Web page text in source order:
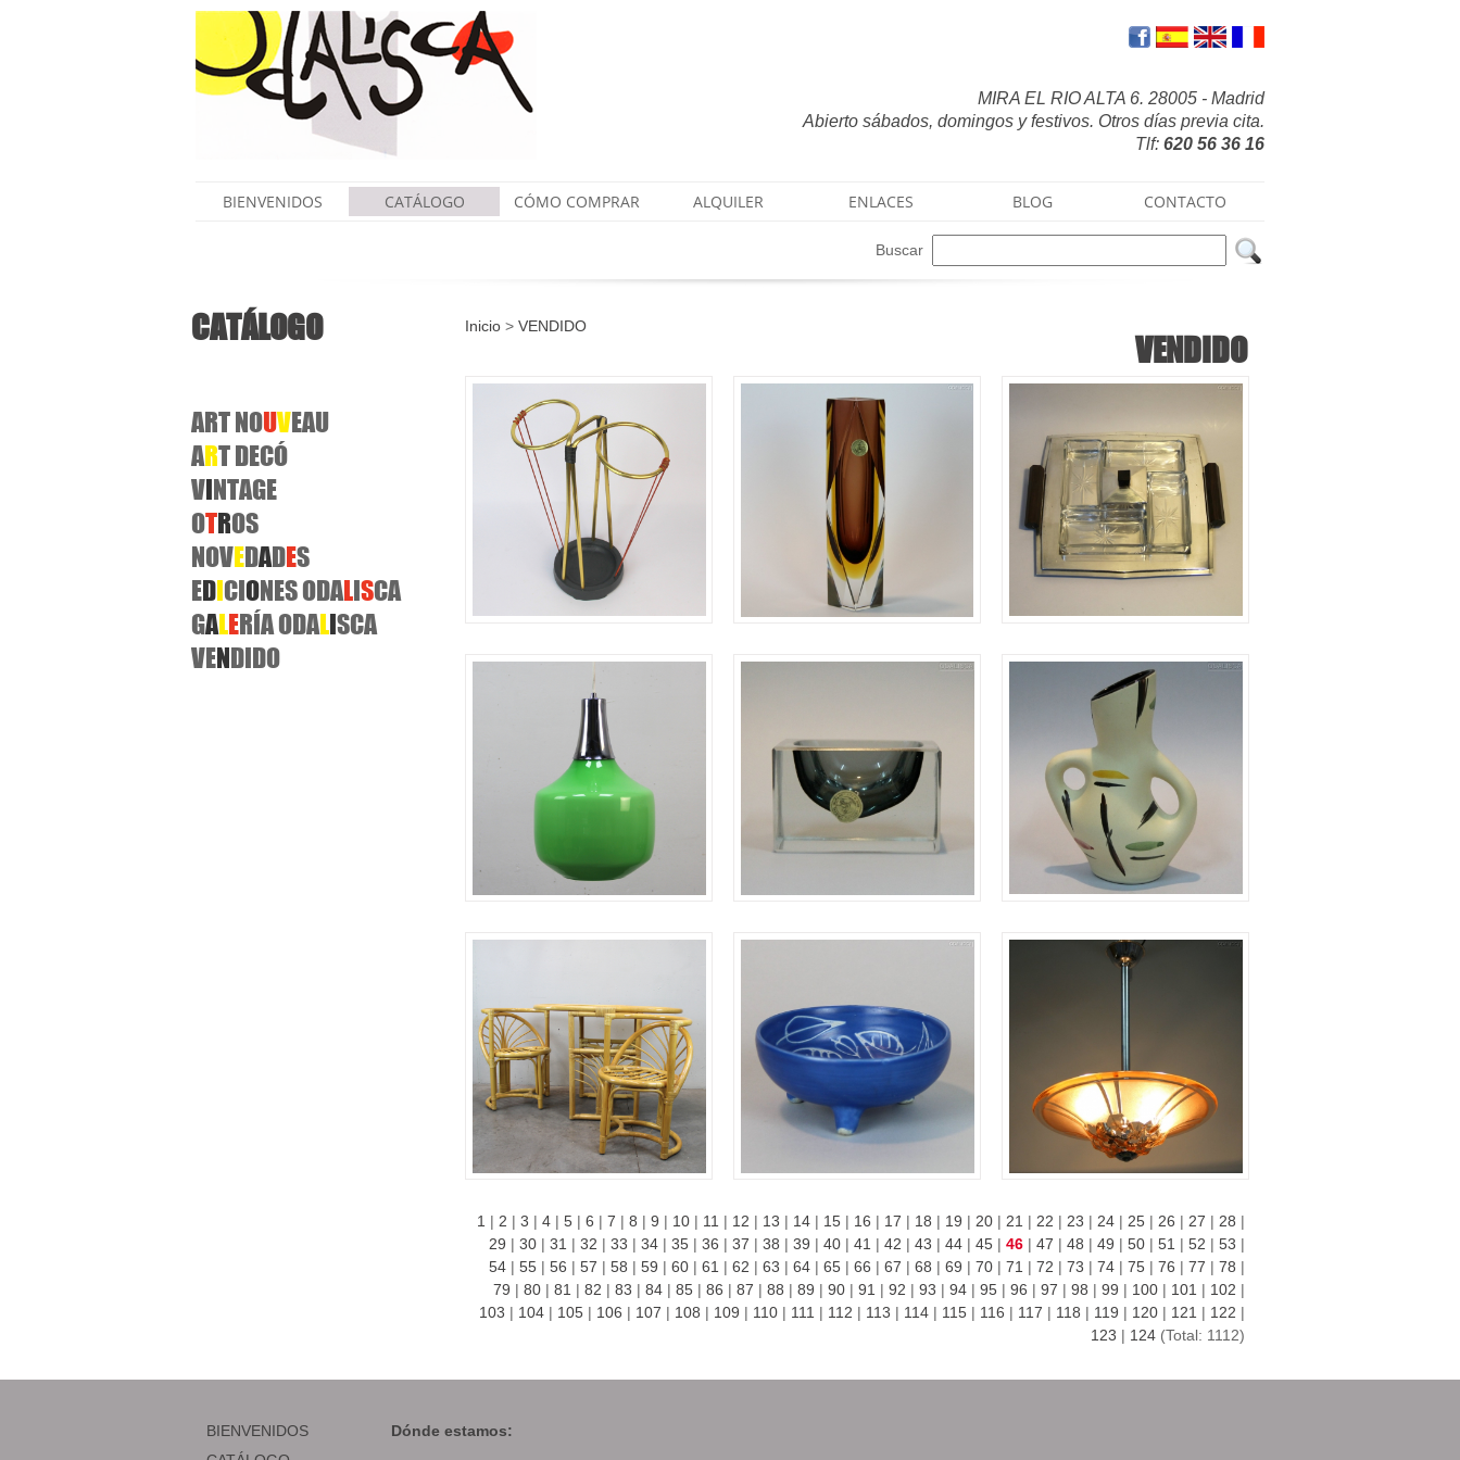
MIRA EL RIO ALTA 6. 28005 - Madrid
Abierto sábados, domingos y festivos. Otros días previa cita.
Tlf: 620 56 36 16
BIENVENIDOS CATÁLOGO CÓMO COMPRAR ALQUILER ENLACES BLOG CONTACTO
Buscar
CATÁLOGO
ART NOUVEAU
ARTDECÓ
VINTAGE
OTROS
NOVEDADES
EDICIONES ODALISCA
GALERÍA ODALISCA
VENDIDO
Inicio > VENDIDO
VENDIDO
1 | 2 | 3 | 4 | 5 | 6 | 7 | 8 | 9 | 10 | 11 | 12 | 13 | 14 | 15 | 16 | 17 | 18 | 19 | 20 | 21 | 22 | 23 | 24 | 25 | 26 | 27 | 28 |
29 | 30 | 31 | 32 | 33 | 34 | 35 | 36 | 37 | 38 | 39 | 40 | 41 | 42 | 43 | 44 | 45 | 46 | 47 | 48 | 49 | 50 | 51 | 52 | 53 |
54 | 55 | 56 | 57 | 58 | 59 | 60 | 61 | 62 | 63 | 64 | 65 | 66 | 67 | 68 | 69 | 70 | 71 | 72 | 73 | 74 | 75 | 76 | 77 | 78 |
79 | 80 | 81 | 82 | 83 | 84 | 85 | 86 | 87 | 88 | 89 | 90 | 91 | 92 | 93 | 94 | 95 | 96 | 97 | 98 | 99 | 100 | 101 | 102 |
103 | 104 | 105 | 106 | 107 | 108 | 109 | 110 | 111 | 112 | 113 | 114 | 115 | 116 | 117 | 118 | 119 | 120 | 121 | 122 |
123 | 124 (Total: 1112)
BIENVENIDOS
Dónde estamos: